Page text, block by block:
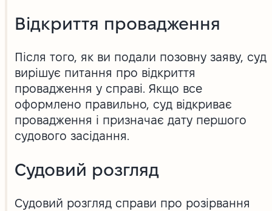
Відкриття провадження
Після того, як ви подали позовну заяву, суд
вирішує питання про відкриття
провадження у справі. Якщо все
оформлено правильно, суд відкриває
провадження і призначає дату першого
судового засідання.
Судовий розгляд
Судовий розгляд справи про розірвання